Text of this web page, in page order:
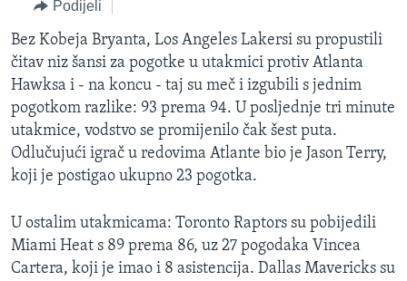
navigaciju
Idi
na
pretragu
VIJESTI
SJEDINJENE AMERIČKE DRŽAVE
BOSNA I HERCEGOVINA
SVIJET
NAUKA I TEHNOLOGIJA
SPECIJALNI PROJEKTI
KORUPCIJA
SLOBODA MEDIJA
ŽENSKA STRANA
MAGAZIN
O GLASU AMERIKE
Podijeli
Bez Kobeja Bryanta, Los Angeles Lakersi su propustili
čitav niz šansi za pogotke u utakmici protiv Atlanta
Hawksa i - na koncu - taj su meč i izgubili s jednim
pogotkom razlike: 93 prema 94. U posljednje tri minute
utakmice, vodstvo se promijenilo čak šest puta.
Odlučujući igrač u redovima Atlante bio je Jason Terry,
koji je postigao ukupno 23 pogotka.
U ostalim utakmicama: Toronto Raptors su pobijedili
Miami Heat s 89 prema 86, uz 27 pogodaka Vincea
Cartera, koji je imao i 8 asistencija. Dallas Mavericks su